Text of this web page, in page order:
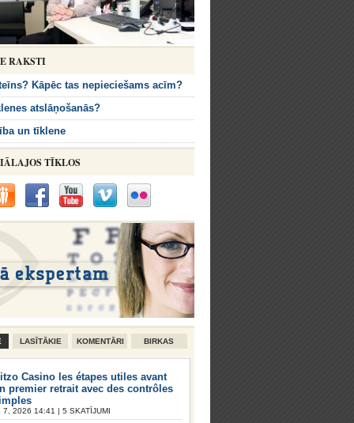
RAKSTI
Kāpēc tas nepieciešams acīm?
atslāņošanās?
un tīklene
TĪKLOS
LASĪTĀKIE KOMENTĀRI BIRKAS
Casino les étapes utiles avant
premier retrait avec des contrôles
7, 2026 14:41 | 5 SKATĪJUMI